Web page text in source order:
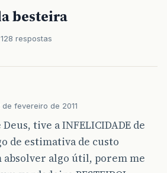
besteira
128 respostas
de fevereiro de 2011
tive a INFELICIDADE de
de estimativa de custo
absolver algo útil, porem me